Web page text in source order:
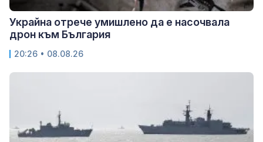
Украйна отрече умишлено да е насочвала
дрон към България
20:26 • 08.08.26